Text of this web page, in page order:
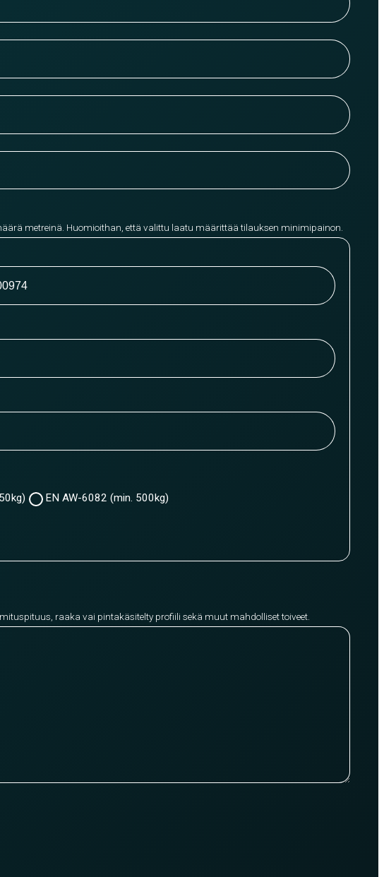
metreinä. Huomioithan, että valittu laatu määrittää tilauksen minimipainon.
EN AW-6082 (min. 500kg)
raaka vai pintakäsitelty profiili sekä muut mahdolliset toiveet.